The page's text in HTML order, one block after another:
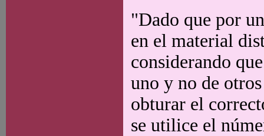
"Dado que por
en el material
considerando
uno y no de
obturar el
se utilice el